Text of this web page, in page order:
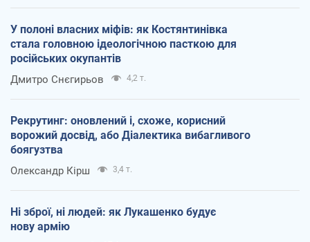
У полоні власних міфів: як Костянтинівка
стала головною ідеологічною пасткою для
російських окупантів
Дмитро Снєгирьов 4,2 т.
Рекрутинг: оновлений і, схоже, корисний
ворожий досвід, або Діалектика вибагливого
боягузтва
Олександр Кірш 3,4 т.
Ні зброї, ні людей: як Лукашенко будує
нову армію